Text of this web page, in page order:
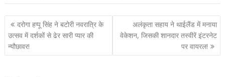
Post
navigation
दरोगा हप्पू सिंह ने बटोरी नवरात्रि के
उत्सव में दर्शकों से ढेर सारी प्यार की
न्यौछावर!
अलंकृता सहाय ने थाईलैंड में मनाया
वेकेशन, जिसकी शानदार तस्वीरें इंटरनेट
पर वायरल!